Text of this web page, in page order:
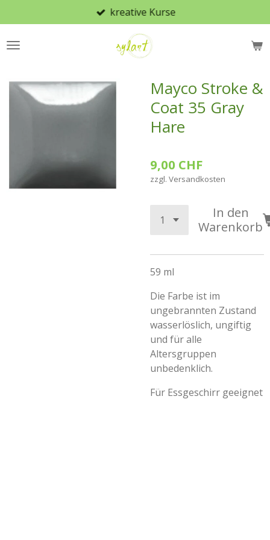
Hauptinhalt
springen
kreative Kurse
Mayco Stroke &
Coat 35 Gray
Hare
9,00 CHF
zzgl. Versandkosten
In den
Warenkorb
59 ml
Die Farbe ist im
ungebrannten Zustand
wasserlöslich, ungiftig
und für alle
Altersgruppen
unbedenklich.
Für Essgeschirr geeignet